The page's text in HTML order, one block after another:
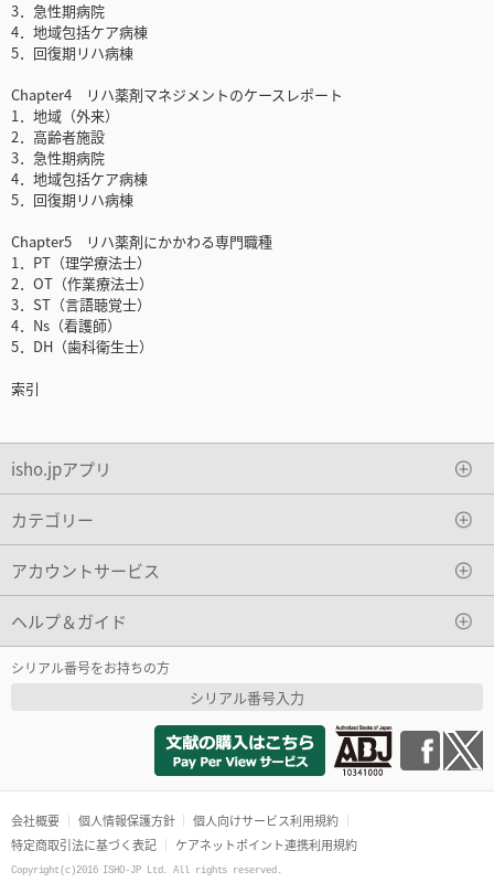
3．急性期病院
4．地域包括ケア病棟
5．回復期リハ病棟
Chapter4 リハ薬剤マネジメントのケースレポート
1．地域（外来）
2．高齢者施設
3．急性期病院
4．地域包括ケア病棟
5．回復期リハ病棟
Chapter5 リハ薬剤にかかわる専門職種
1．PT（理学療法士）
2．OT（作業療法士）
3．ST（言語聴覚士）
4．Ns（看護師）
5．DH（歯科衛生士）
索引
isho.jpアプリ
カテゴリー
アカウントサービス
ヘルプ＆ガイド
シリアル番号をお持ちの方
シリアル番号入力
会社概要 個人情報保護方針
個人向けサービス利用規約
特定商取引法に基づく表記
ケアネットポイント連携利用規約
Copyright(c)2016 ISHO-JP Ltd. All rights reserved.